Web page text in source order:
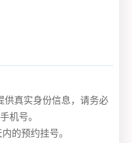
供真实身份信息，请务必
机号。
的预约挂号。